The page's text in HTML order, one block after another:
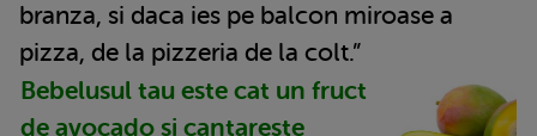
branza, si daca ies pe balcon miroase a
pizza, de la pizzeria de la colt.”
Bebelusul tau este cat un fruct
de avocado si cantareste